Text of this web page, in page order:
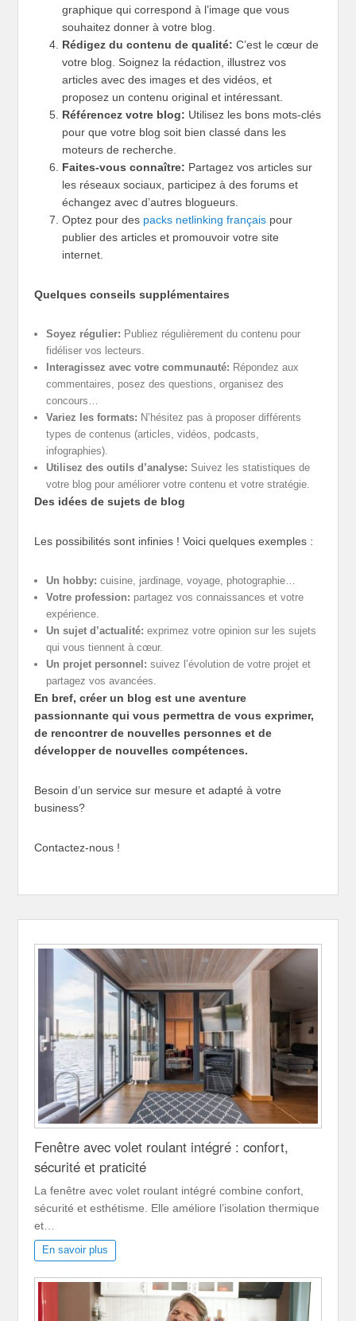
graphique qui correspond à l’image que vous
souhaitez donner à votre blog.
Rédigez du contenu de qualité: C’est le cœur de
votre blog. Soignez la rédaction, illustrez vos
articles avec des images et des vidéos, et
proposez un contenu original et intéressant.
Référencez votre blog: Utilisez les bons mots-clés
pour que votre blog soit bien classé dans les
moteurs de recherche.
Faites-vous connaître: Partagez vos articles sur
les réseaux sociaux, participez à des forums et
échangez avec d’autres blogueurs.
Optez pour des packs netlinking français pour
publier des articles et promouvoir votre site
internet.
Quelques conseils supplémentaires
Soyez régulier: Publiez régulièrement du contenu pour
fidéliser vos lecteurs.
Interagissez avec votre communauté: Répondez aux
commentaires, posez des questions, organisez des
concours…
Variez les formats: N’hésitez pas à proposer différents
types de contenus (articles, vidéos, podcasts,
infographies).
Utilisez des outils d’analyse: Suivez les statistiques de
votre blog pour améliorer votre contenu et votre stratégie.
Des idées de sujets de blog
Les possibilités sont infinies ! Voici quelques exemples :
Un hobby: cuisine, jardinage, voyage, photographie…
Votre profession: partagez vos connaissances et votre
expérience.
Un sujet d’actualité: exprimez votre opinion sur les sujets
qui vous tiennent à cœur.
Un projet personnel: suivez l’évolution de votre projet et
partagez vos avancées.
En bref, créer un blog est une aventure
passionnante qui vous permettra de vous exprimer,
de rencontrer de nouvelles personnes et de
développer de nouvelles compétences.
Besoin d’un service sur mesure et adapté à votre
business?
Contactez-nous !
Fenêtre avec volet roulant intégré : confort,
sécurité et praticité
La fenêtre avec volet roulant intégré combine confort,
sécurité et esthétisme. Elle améliore l’isolation thermique
et…
En savoir plus